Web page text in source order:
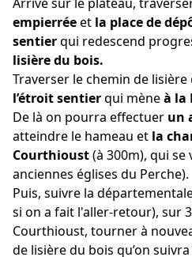
empierréeet la place de
sentierqui redescend
lisière du bois.
Traverser le chemin de lisière
l’étroit sentierqui mèneà la
De là on pourra effectuer un
atteindre le hameau et la
Courthioust(à 300m), qui se
anciennes églises du Perche).
Puis, suivre la
si on a fait l'aller-retour), sur
Courthioust, tourner à
de lisière du bois qu’on